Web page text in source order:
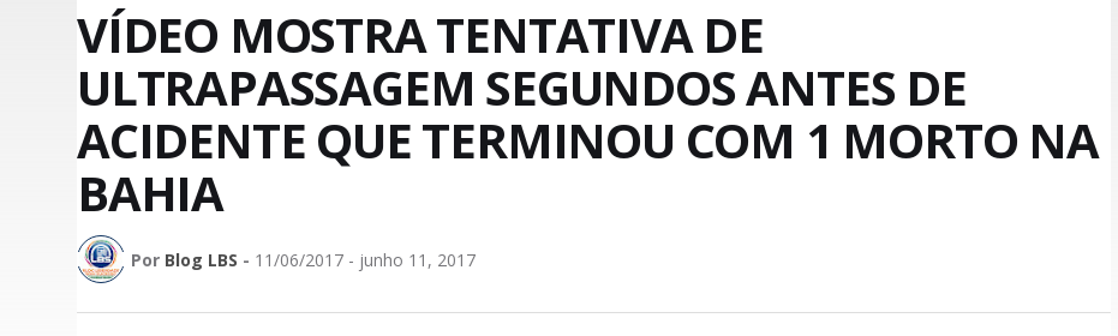
VÍDEO MOSTRA TENTATIVA DE
ULTRAPASSAGEM SEGUNDOS ANTES DE
ACIDENTE QUE TERMINOU COM 1 MORTO NA
BAHIA
Por Blog LBS - 11/06/2017 - junho 11, 2017